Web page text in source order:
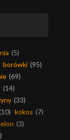
(5)
borówki (95)
(69)
(14)
(33)
kokos (7)
(3)